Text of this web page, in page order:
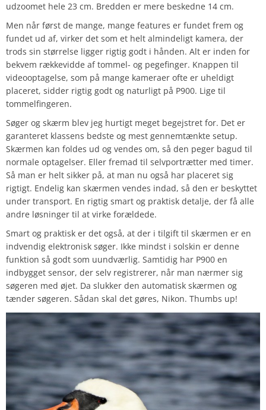
udzoomet hele 23 cm. Bredden er mere beskedne 14 cm.
Men når først de mange, mange features er fundet frem og
fundet ud af, virker det som et helt almindeligt kamera, der
trods sin størrelse ligger rigtig godt i hånden. Alt er inden for
bekvem rækkevidde af tommel- og pegefinger. Knappen til
videooptagelse, som på mange kameraer ofte er uheldigt
placeret, sidder rigtig godt og naturligt på P900. Lige til
tommelfingeren.
Søger og skærm blev jeg hurtigt meget begejstret for. Det er
garanteret klassens bedste og mest gennemtænkte setup.
Skærmen kan foldes ud og vendes om, så den peger bagud til
normale optagelser. Eller fremad til selvportrætter med timer.
Så man er helt sikker på, at man nu også har placeret sig
rigtigt. Endelig kan skærmen vendes indad, så den er beskyttet
under transport. En rigtig smart og praktisk detalje, der få alle
andre løsninger til at virke forældede.
Smart og praktisk er det også, at der i tilgift til skærmen er en
indvendig elektronisk søger. Ikke mindst i solskin er denne
funktion så godt som uundværlig. Samtidig har P900 en
indbygget sensor, der selv registrerer, når man nærmer sig
søgeren med øjet. Da slukker den automatisk skærmen og
tænder søgeren. Sådan skal det gøres, Nikon. Thumbs up!